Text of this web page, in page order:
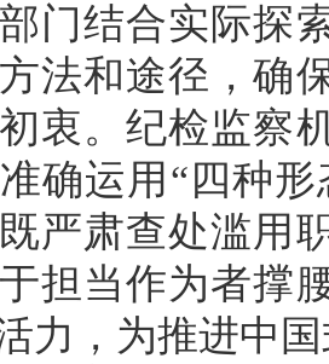
门结合实际探
法和途径，确
衷。纪检监察
确运用“四种
严肃查处滥用
担当作为者撑
力，为推进中